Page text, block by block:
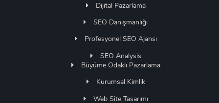
Dijital Pazarlama
SEO Danışmanlığı
Profesyonel SEO Ajansı
SEO Analysis
Büyüme Odaklı Pazarlama
Kurumsal Kimlik
Web Site Tasarımı